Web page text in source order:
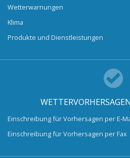
Wetterwarnungen
Klima
Produkte und Dienstleistungen
Einschreibung für Vorhersagen per E-
Einschreibung für Vorhersagen per Fax